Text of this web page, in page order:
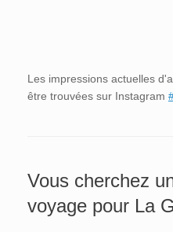
Les impressions actuelles
être trouvées sur Instagram
Vous cherchez
voyage pour La